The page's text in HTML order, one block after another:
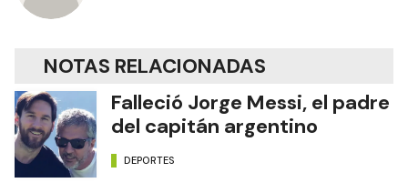
NOTAS RELACIONADAS
Falleció Jorge Messi, el padre
del capitán argentino
DEPORTES